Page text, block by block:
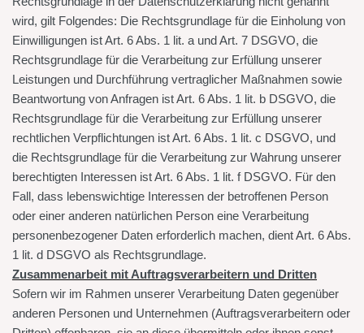
wird, gilt Folgendes: Die Rechtsgrundlage für die Einholung von
Einwilligungen ist Art. 6 Abs. 1 lit. a und Art. 7 DSGVO, die
Rechtsgrundlage für die Verarbeitung zur Erfüllung unserer
Leistungen und Durchführung vertraglicher Maßnahmen sowie
Beantwortung von Anfragen ist Art. 6 Abs. 1 lit. b DSGVO, die
Rechtsgrundlage für die Verarbeitung zur Erfüllung unserer
rechtlichen Verpflichtungen ist Art. 6 Abs. 1 lit. c DSGVO, und
die Rechtsgrundlage für die Verarbeitung zur Wahrung unserer
berechtigten Interessen ist Art. 6 Abs. 1 lit. f DSGVO. Für den
Fall, dass lebenswichtige Interessen der betroffenen Person
oder einer anderen natürlichen Person eine Verarbeitung
personenbezogener Daten erforderlich machen, dient Art. 6 Abs.
1 lit. d DSGVO als Rechtsgrundlage.
Zusammenarbeit mit Auftragsverarbeitern und Dritten
Sofern wir im Rahmen unserer Verarbeitung Daten gegenüber
anderen Personen und Unternehmen (Auftragsverarbeitern oder